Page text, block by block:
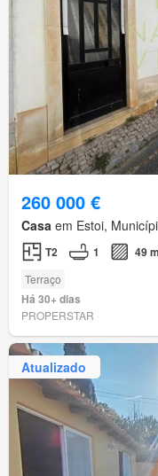
260 000 €
Casa em Estoi,
T2 1 49
Terraço
Há 30+ dias
PROPERSTAR
Atualizado